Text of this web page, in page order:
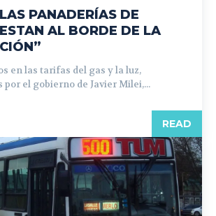
PANADERÍAS DE
AL BORDE DE LA
en las tarifas del gas y la luz,
el gobierno de Javier Milei,...
READ